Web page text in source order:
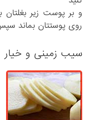
روی پوستتان بماند
سیب زمینی و خیار